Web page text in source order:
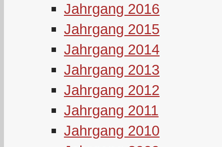
Jahrgang 2016
Jahrgang 2015
Jahrgang 2014
Jahrgang 2013
Jahrgang 2012
Jahrgang 2011
Jahrgang 2010